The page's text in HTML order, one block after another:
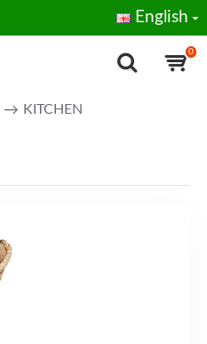
English
0
KITCHEN